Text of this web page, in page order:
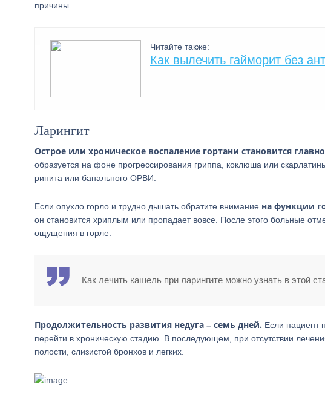
причины.
Читайте также:
Как вылечить гайморит без
Ларингит
Острое или хроническое воспаление гортани становится
образуется на фоне прогрессирования гриппа, коклюша или
ринита или банального ОРВИ.
Если опухло горло и трудно дышать обратите внимание на функции
он становится хриплым или пропадает вовсе. После этого больные
ощущения в горле.
Как лечить кашель при ларингите можно узнать в этой
Продолжительность развития недуга – семь дней. Если пациент
перейти в хроническую стадию. В последующем, при отсутствии
полости, слизистой бронхов и легких.